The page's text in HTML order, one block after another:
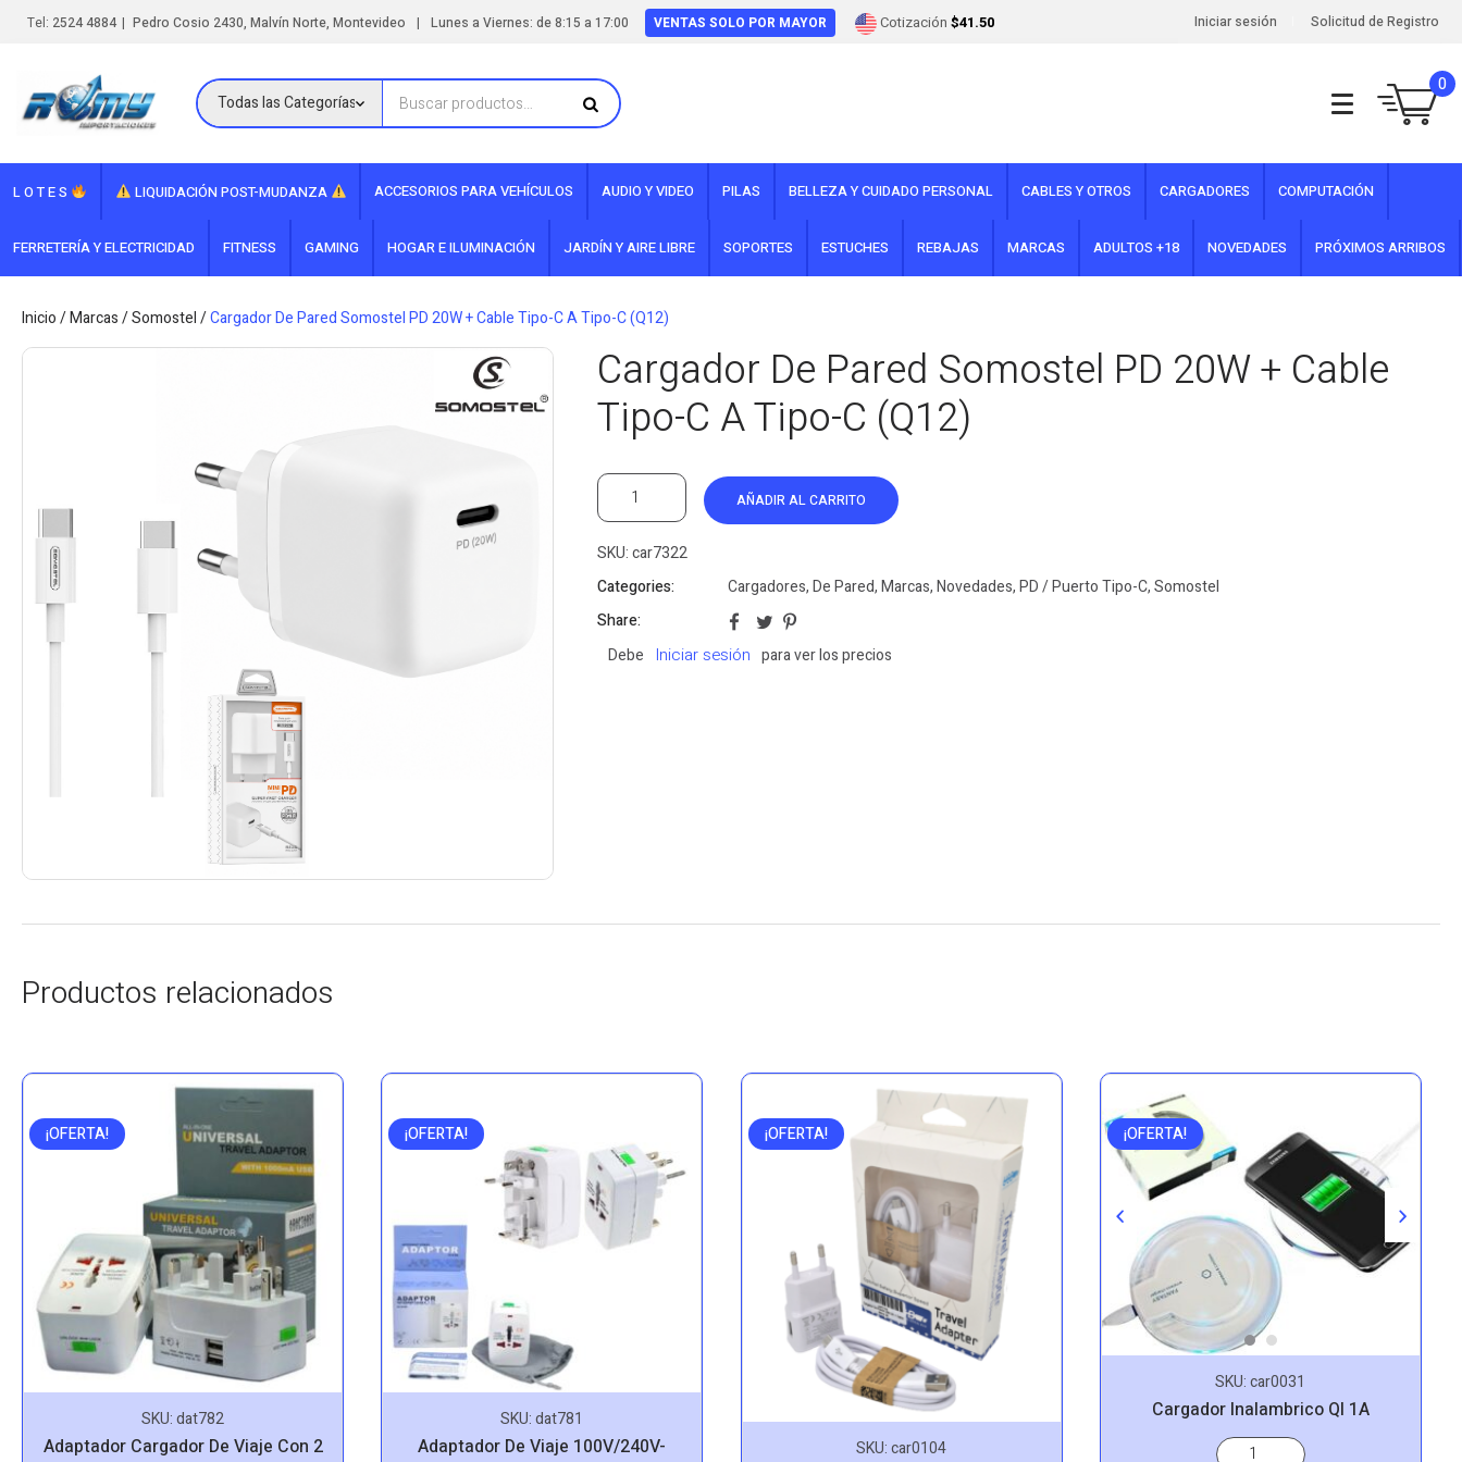
Iniciar sesión Solicitud de Registro
Tel: 2524 4884 | Pedro Cosio 2430, Malvín Norte, Montevideo | Lunes a Viernes: de 8:15 a 17:00 VENTAS SOLO POR MAYOR Cotización $41.50
0
L O T E S LIQUIDACIÓN POST-MUDANZA ACCESORIOS PARA VEHÍCULOS AUDIO Y VIDEO PILAS BELLEZA Y CUIDADO PERSONAL CABLES Y OTROS CARGADORES COMPUTACIÓN
FERRETERÍA Y ELECTRICIDAD FITNESS GAMING HOGAR E ILUMINACIÓN JARDÍN Y AIRE LIBRE SOPORTES ESTUCHES REBAJAS MARCAS ADULTOS +18 NOVEDADES PRÓXIMOS ARRIBOS
Inicio/Marcas/Somostel/Cargador De Pared Somostel PD 20W + Cable Tipo-C A Tipo-C (Q12)
Cargador De Pared Somostel PD 20W + Cable
Tipo-C A Tipo-C (Q12)
AÑADIR AL CARRITO
SKU:car7322
Categories:
Cargadores,De Pared,Marcas,Novedades,PD / Puerto Tipo-C,Somostel
Share:
Debe
Iniciar sesión para ver los precios
Productos relacionados
¡OFERTA!
SKU:dat782
Adaptador Cargador De Viaje Con 2
¡OFERTA!
SKU:dat781
Adaptador De Viaje 100V/240V-
¡OFERTA!
SKU:car0104
¡OFERTA!
SKU:car0031
Cargador Inalambrico QI 1A